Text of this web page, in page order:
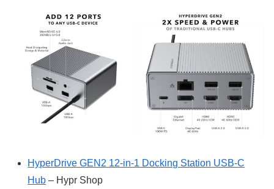
HyperDrive GEN2 12-in-1 Docking Station USB-C
Hub – Hypr Shop